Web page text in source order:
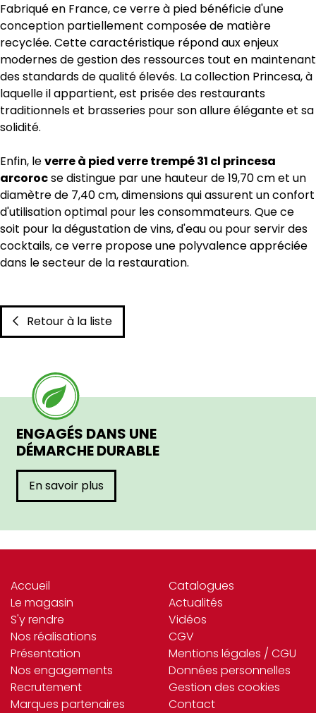
Fabriqué en France, ce verre à pied bénéficie d'une
conception partiellement composée de matière
recyclée. Cette caractéristique répond aux enjeux
modernes de gestion des ressources tout en maintenant
des standards de qualité élevés. La collection Princesa, à
laquelle il appartient, est prisée des restaurants
traditionnels et brasseries pour son allure élégante et sa
solidité.
Enfin, leverre à pied verre trempé 31 cl princesa
arcorocse distingue par une hauteur de 19,70 cm et un
diamètre de 7,40 cm, dimensions qui assurent un confort
d'utilisation optimal pour les consommateurs. Que ce
soit pour la dégustation de vins, d'eau ou pour servir des
cocktails, ce verre propose une polyvalence appréciée
dans le secteur de la restauration.
Retour à la liste
ENGAGÉS DANS UNE
DÉMARCHE DURABLE
En savoir plus
Accueil
Le magasin
S'y rendre
Nos réalisations
Présentation
Nos engagements
Recrutement
Marques partenaires
Catalogues
Actualités
Vidéos
CGV
Mentions légales / CGU
Données personnelles
Gestion des cookies
Contact